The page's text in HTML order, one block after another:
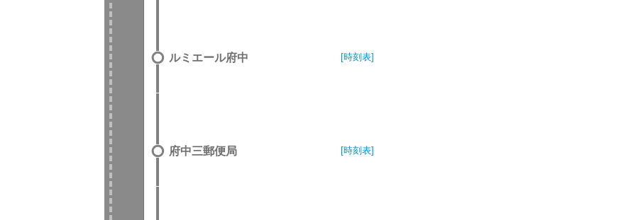
ルミエール府中 [時刻表]
府中三郵便局 [時刻表]